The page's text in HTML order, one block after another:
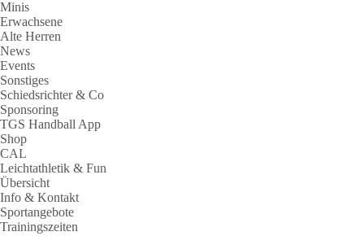
Minis
Erwachsene
Alte Herren
News
Events
Sonstiges
Schiedsrichter & Co
Sponsoring
TGS Handball App
Shop
CAL
Leichtathletik & Fun
Übersicht
Info & Kontakt
Sportangebote
Trainingszeiten